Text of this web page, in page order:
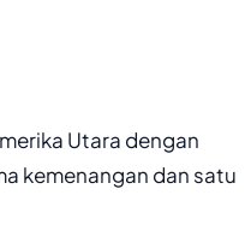
Utara dengan
kemenangan dan satu